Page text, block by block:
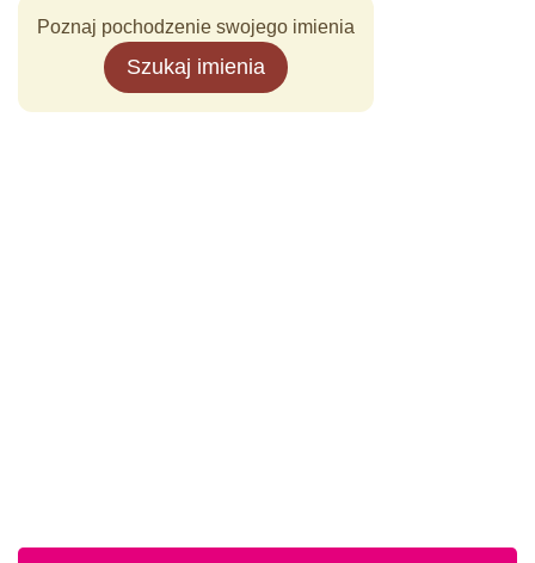
Poznaj pochodzenie swojego imienia
Szukaj imienia